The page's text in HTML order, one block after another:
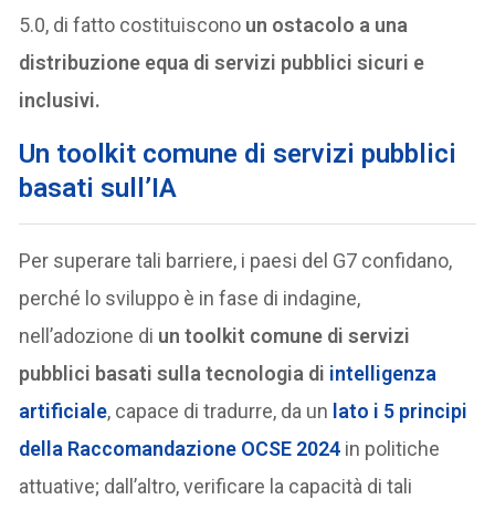
5.0, di fatto costituiscono un ostacolo a una
distribuzione equa di servizi pubblici sicuri e
inclusivi.
Un toolkit comune di servizi pubblici
basati sull’IA
Per superare tali barriere, i paesi del G7 confidano,
perché lo sviluppo è in fase di indagine,
nell’adozione di un toolkit comune di servizi
pubblici basati sulla tecnologia di intelligenza
artificiale, capace di tradurre, da un lato i 5 principi
della Raccomandazione OCSE 2024 in politiche
attuative; dall’altro, verificare la capacità di tali